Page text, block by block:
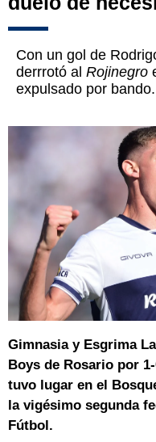
Con un gol de
derrrotó al Rojinegro
expulsado por bando.
Gimnasia y Esgrima
Boys de Rosario por
tuvo lugar en el
la vigésimo segunda
Fútbol.